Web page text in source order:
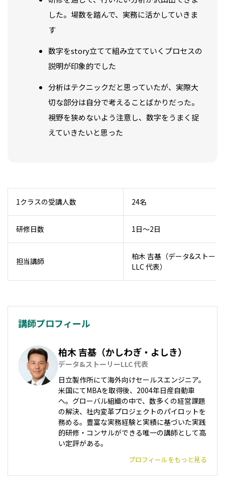
した。場数を踏んで、実務に活かしていきま
す
数字をstory立てて組み立てていくプロセスの
説明が印象的でした
分析はテクニックだと思っていたが、実際大
切な部分は自分で考えることばかりだった。
視野を狭めないよう注意し、数字をうまく捉
えていきたいと思った
1クラスの受講人数 24名
研修日数 1日～2日
担当講師
柏木 吉基（データ&ストーリ
LLC 代表）
講師プロフィール
柏木 吉基（かしわぎ・よしき）
データ&ストーリーLLC 代表
日立製作所にて海外向けセールスエンジニア。
米国にてMBAを取得後、2004年日産自動車
へ。グローバル組織の中で、数多くの経営課題
の解決、社内変革プロジェクトのパイロットを
務める。豊富な実務経験と実績に基づいた実践
的研修・コンサルができる唯一の講師として高
い定評がある。
プロフィールをもっと見る